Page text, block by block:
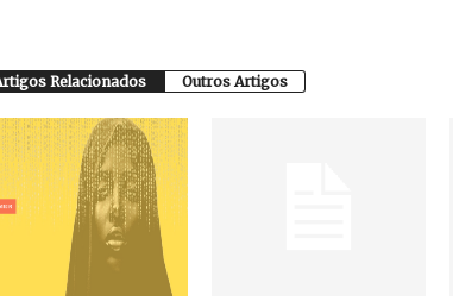
Relacionados Outros Artigos